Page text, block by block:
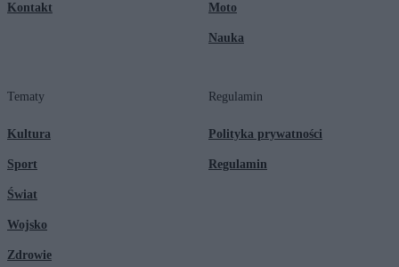
Kontakt Moto
Nauka
Tematy
Kultura
Sport
Świat
Wojsko
Zdrowie
Regulamin
Polityka prywatności
Regulamin